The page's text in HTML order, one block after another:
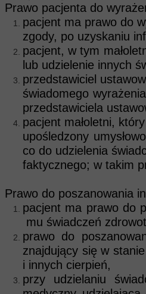
Prawo pacjenta do
pacjent ma prawo do
zgody, po uzyskaniu
pacjent, w tym
lub udzielenie innych
przedstawiciel
świadomego
przedstawiciela
pacjent małoletni,
upośledzony
co do udzielenia
faktycznego; w takim
Prawo do poszanowania
pacjent ma prawo
mu świadczeń
prawo do
znajdujący się w
i innych cierpień,
przy udzielaniu